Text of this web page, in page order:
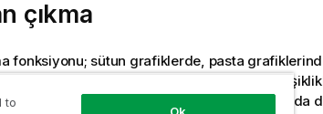
çıkma
fonksiyonu; sütun grafiklerde, pasta
görselleştirmeler grafiklerde yapılan
çıkmak için kullanılamaz. Boyut grubunda
to